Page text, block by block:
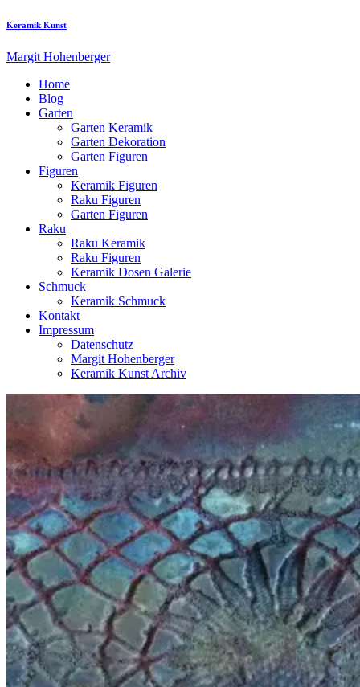
Keramik Kunst
Margit Hohenberger
Home
Blog
Garten
Garten Keramik
Garten Dekoration
Garten Figuren
Figuren
Keramik Figuren
Raku Figuren
Garten Figuren
Raku
Raku Keramik
Raku Figuren
Keramik Dosen Galerie
Schmuck
Keramik Schmuck
Kontakt
Impressum
Datenschutz
Margit Hohenberger
Keramik Kunst Archiv